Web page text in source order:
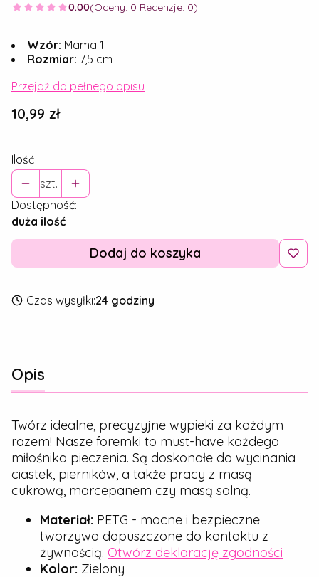
0.00(Oceny: 0 Recenzje: 0)
Wzór: Mama 1
Rozmiar: 7,5 cm
Przejdź do pełnego opisu
Cena
10,99 zł
Ilość
szt.
Dostępność:
duża ilość
Dodaj do koszyka
Czas wysyłki:24 godziny
Opis
Twórz idealne, precyzyjne wypieki za każdym
razem! Nasze foremki to must-have każdego
miłośnika pieczenia. Są doskonałe do wycinania
ciastek, pierników, a także pracy z masą
cukrową, marcepanem czy masą solną.
Materiał: PETG - mocne i bezpieczne
tworzywo dopuszczone do kontaktu z
żywnością. Otwórz deklarację zgodności
Kolor: Zielony